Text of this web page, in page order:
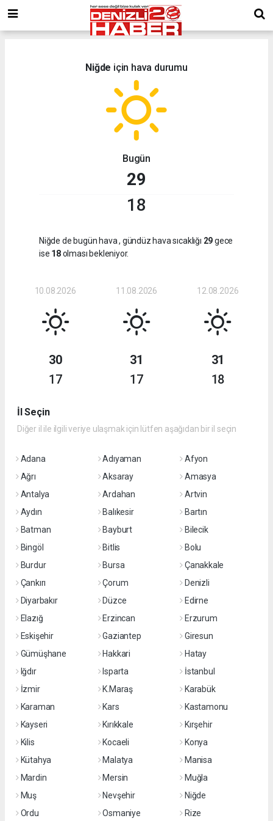
Niğde için hava durumu
Bugün
29
18
Niğde de bugün hava, gündüz hava sıcaklığı 29gece
ise 18olması bekleniyor.
10.08.2026
30
17
11.08.2026
31
17
12.08.2026
31
18
İl Seçin
Diğer il ile ilgili veriye ulaşmak için lütfen aşağıdan bir il seçin
Adana Adıyaman
Afyon
Ağrı
Aksaray
Amasya
Antalya
Ardahan
Artvin
Aydın
Balıkesir
Bartın
Batman
Bayburt
Bilecik
Bingöl
Bitlis
Bolu
Burdur
Bursa
Çanakkale
Çankırı
Çorum
Denizli
Diyarbakır
Düzce
Edirne
Elazığ
Erzincan
Erzurum
Eskişehir
Gaziantep
Giresun
Gümüşhane
Hakkari
Hatay
Iğdır
Isparta
İstanbul
İzmir
K.Maraş
Karabük
Karaman
Kars
Kastamonu
Kayseri
Kırıkkale
Kırşehir
Kilis
Kocaeli
Konya
Kütahya
Malatya
Manisa
Mardin
Mersin
Muğla
Muş
Nevşehir
Niğde
Ordu
Osmaniye Rize